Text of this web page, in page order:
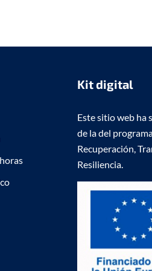
Kit digital
Este sitio web ha
de la del
Recuperación,
Resiliencia.